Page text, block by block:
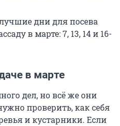
дни для посева
в марте: 7, 13, 14 и 16-
в марте
дел, но всё же они
проверить, как себя
и кустарники. Если